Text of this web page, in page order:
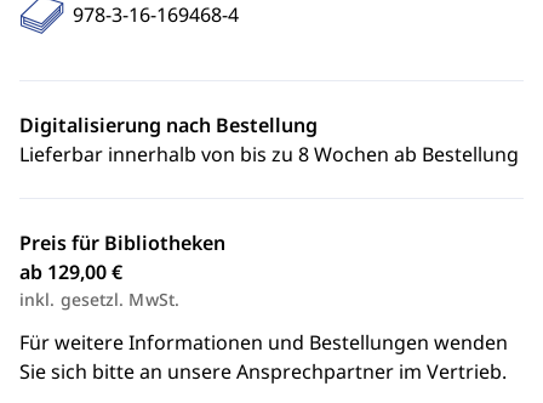
978-3-16-169468-4
Digitalisierung nach Bestellung
Lieferbar innerhalb von bis zu 8 Wochen ab Bestellung
Preis für Bibliotheken
ab 129,00 €
inkl. gesetzl. MwSt.
Für weitere Informationen und Bestellungen wenden
Sie sich bitte an unsere Ansprechpartner im Vertrieb.